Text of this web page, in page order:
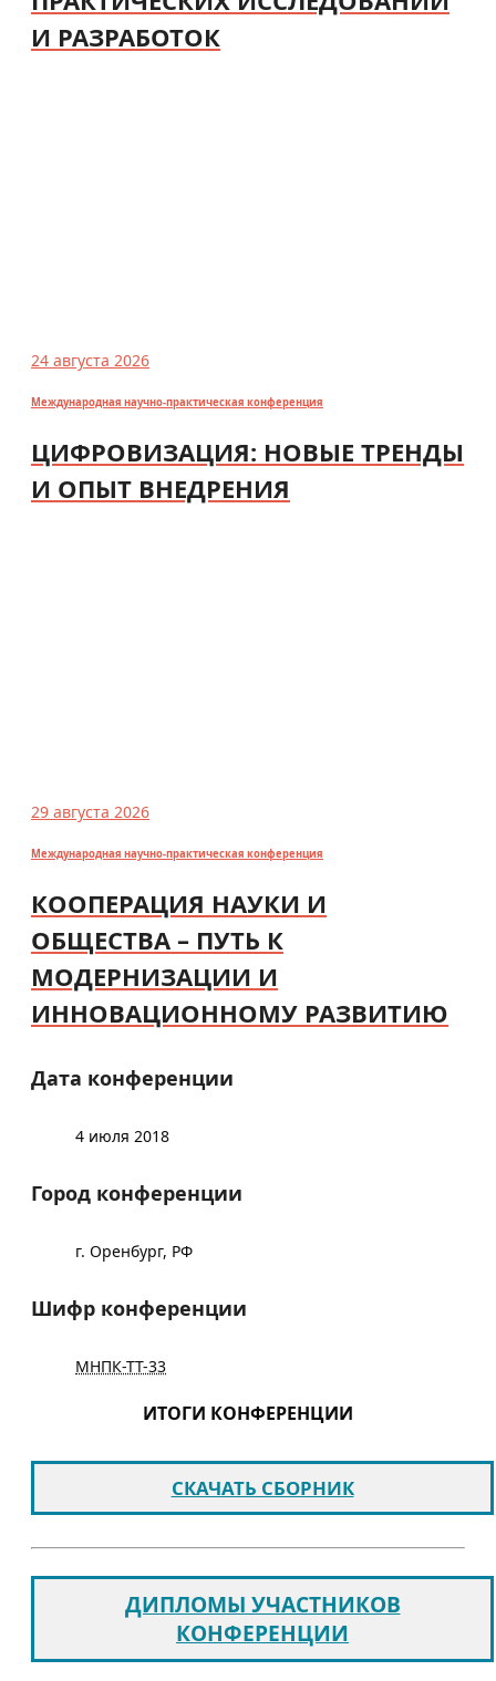
И РАЗРАБОТОК
24 августа 2026
Международная научно-практическая конференция
ЦИФРОВИЗАЦИЯ: НОВЫЕ ТРЕНДЫ
И ОПЫТ ВНЕДРЕНИЯ
29 августа 2026
Международная научно-практическая конференция
КООПЕРАЦИЯ НАУКИ И
ОБЩЕСТВА – ПУТЬ К
МОДЕРНИЗАЦИИ И
ИННОВАЦИОННОМУ РАЗВИТИЮ
Дата конференции
4 июля 2018
Город конференции
г. Оренбург, РФ
Шифр конференции
МНПК-ТТ-33
ИТОГИ КОНФЕРЕНЦИИ
СКАЧАТЬ СБОРНИК
ДИПЛОМЫ УЧАСТНИКОВ
КОНФЕРЕНЦИИ